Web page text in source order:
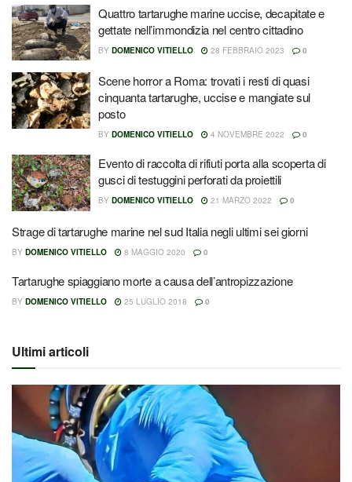
Quattro tartarughe marine uccise, decapitate e
gettate nell’immondizia nel centro cittadino
BY DOMENICO VITIELLO 28 FEBBRAIO 2023 0
Scene horror a Roma: trovati i resti di quasi
cinquanta tartarughe, uccise e mangiate sul
posto
BY DOMENICO VITIELLO 4 NOVEMBRE 2022 0
Evento di raccolta di rifiuti porta alla scoperta di
gusci di testuggini perforati da proiettili
BY DOMENICO VITIELLO 21 MARZO 2022 0
Strage di tartarughe marine nel sud Italia negli ultimi sei giorni
BY DOMENICO VITIELLO 8 MAGGIO 2020 0
Tartarughe spiaggiano morte a causa dell’antropizzazione
BY DOMENICO VITIELLO 25 LUGLIO 2018 0
Ultimi articoli